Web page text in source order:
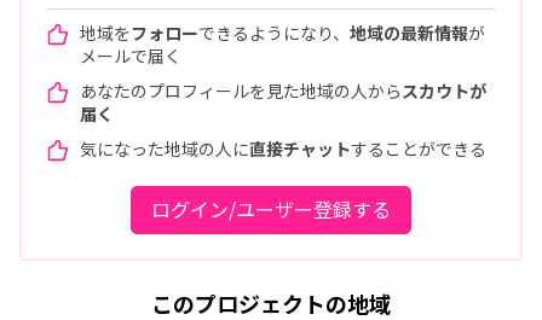
地域をフォローできるようになり、 地域の最新情報が
メールで届く
あなたのプロフィールを見た地域の人から スカウトが
届く
気になった地域の人に直接チャットすることができる
ログイン/ユーザー登録する
このプロジェクトの地域